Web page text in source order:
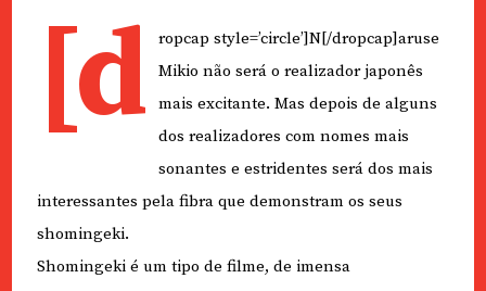
[d
ropcap style=’circle’]N[/dropcap]aruse
Mikio não será o realizador japonês
mais excitante. Mas depois de alguns
dos realizadores com nomes mais
sonantes e estridentes será dos mais
interessantes pela fibra que demonstram os seus
shomingeki.
Shomingeki é um tipo de filme, de imensa